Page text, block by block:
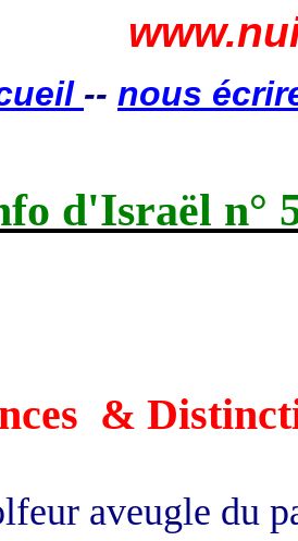
-- nous
d'Israël n°
&
aveugle du